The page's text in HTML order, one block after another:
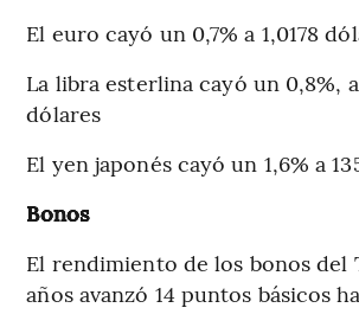
El euro cayó un 0,7% a 1,0178
La libra esterlina cayó un 0,8%,
dólares
El yen japonés cayó un 1,6% a
Bonos
El rendimiento de los bonos del
años avanzó 14 puntos básicos